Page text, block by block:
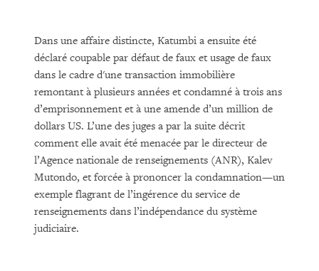
Dans une affaire distincte, Katumbi a ensuite été
déclaré coupable par défaut de faux et usage de faux
dans le cadre d'une transaction immobilière
remontant à plusieurs années et condamné à trois ans
d’emprisonnement et à une amende d’un million de
dollars US. L’une des juges a par la suite décrit
comment elle avait été menacée par le directeur de
l’Agence nationale de renseignements (ANR), Kalev
Mutondo, et forcée à prononcer la condamnation—un
exemple flagrant de l’ingérence du service de
renseignements dans l’indépendance du système
judiciaire.